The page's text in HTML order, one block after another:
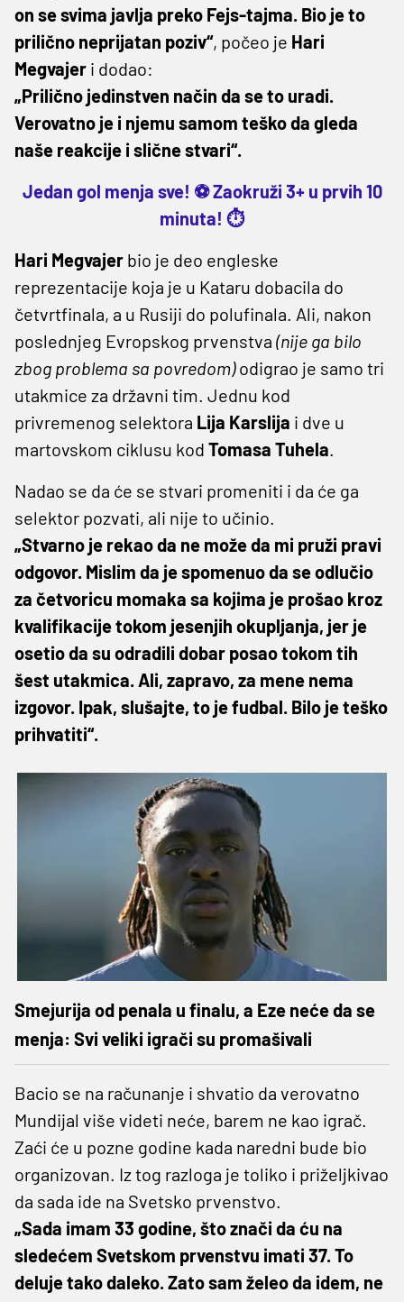
on se svima javlja preko Fejs-tajma. Bio je to
prilično neprijatan poziv“, počeo je Hari
Megvajer i dodao:
„Prilično jedinstven način da se to uradi.
Verovatno je i njemu samom teško da gleda
naše reakcije i slične stvari“.
Jedan gol menja sve! ⚽ Zaokruži 3+ u prvih 10
minuta! ⏱️
Hari Megvajer bio je deo engleske
reprezentacije koja je u Kataru dobacila do
četvrtfinala, a u Rusiji do polufinala. Ali, nakon
poslednjeg Evropskog prvenstva (nije ga bilo
zbog problema sa povredom)odigrao je samo tri
utakmice za državni tim. Jednu kod
privremenog selektora Lija Karslija i dve u
martovskom ciklusu kod Tomasa Tuhela.
Nadao se da će se stvari promeniti i da će ga
selektor pozvati, ali nije to učinio.
„Stvarno je rekao da ne može da mi pruži pravi
odgovor. Mislim da je spomenuo da se odlučio
za četvoricu momaka sa kojima je prošao kroz
kvalifikacije tokom jesenjih okupljanja, jer je
osetio da su odradili dobar posao tokom tih
šest utakmica. Ali, zapravo, za mene nema
izgovor. Ipak, slušajte, to je fudbal. Bilo je teško
prihvatiti“.
Smejurija od penala u finalu, a Eze neće da se
menja: Svi veliki igrači su promašivali
Bacio se na računanje i shvatio da verovatno
Mundijal više videti neće, barem ne kao igrač.
Zaći će u pozne godine kada naredni bude bio
organizovan. Iz tog razloga je toliko i priželjkivao
da sada ide na Svetsko prvenstvo.
„Sada imam 33 godine, što znači da ću na
sledećem Svetskom prvenstvu imati 37. To
deluje tako daleko. Zato sam želeo da idem, ne